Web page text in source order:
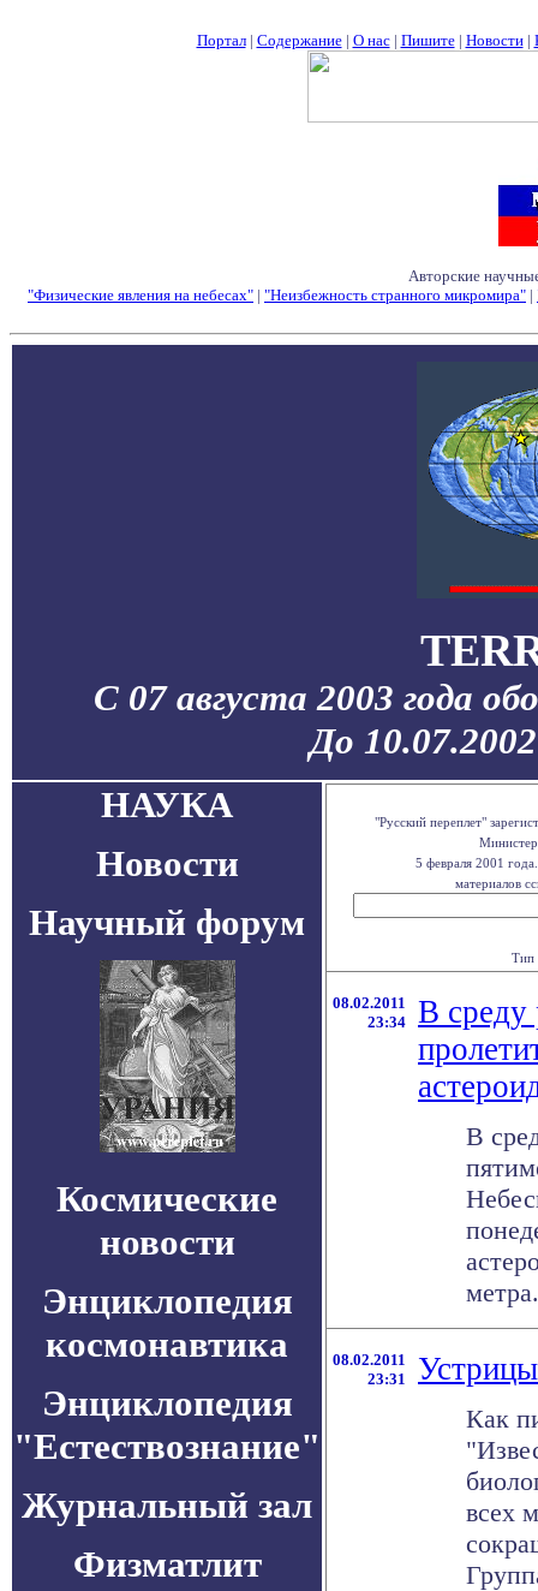
Портал| Содержание| О нас| Пишите| Новости|
Авторские
"Физические явления на небесах" | "Неизбежность странного микромира" |
С 07 августа 2003 года
До
НАУКА
Новости
Научный форум
Космические
новости
Энциклопедия
космонавтика
Энциклопедия
"Естествознание"
Журнальный зал
Физматлит
"Русский переплет"
5 февраля 2001
материалов
Тип
08.02.2011
23:34
В среду
В
08.02.2011
23:31
Как
всех